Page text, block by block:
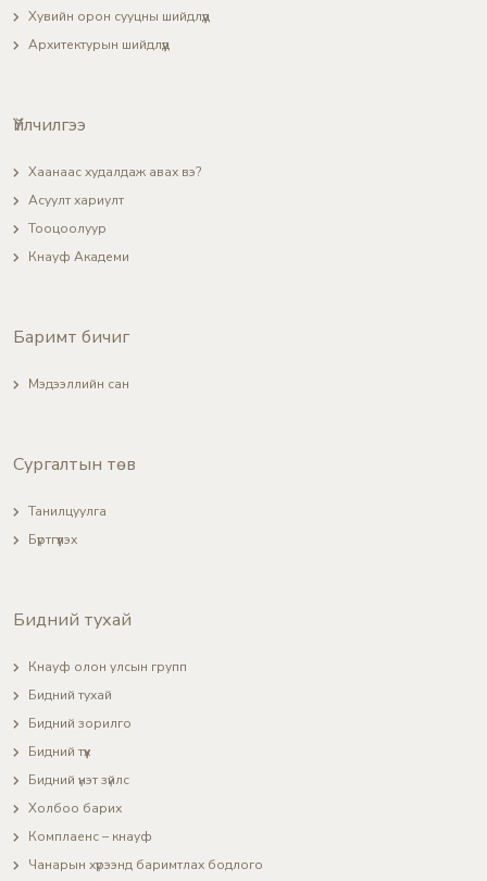
Хувийн орон сууцны шийдлүүд
Архитектурын шийдлүүд
Үйлчилгээ
Хаанаас худалдаж авах вэ?
Асуулт хариулт
Тооцоолуур
Кнауф Академи
Баримт бичиг
Мэдээллийн сан
Сургалтын төв
Танилцуулга
Бүртгүүлэх
Бидний тухай
Кнауф олон улсын групп
Бидний тухай
Бидний зорилго
Бидний түүх
Бидний үнэт зүйлс
Холбоо барих
Комплаенс – кнауф
Чанарын хүрээнд баримтлах бодлого